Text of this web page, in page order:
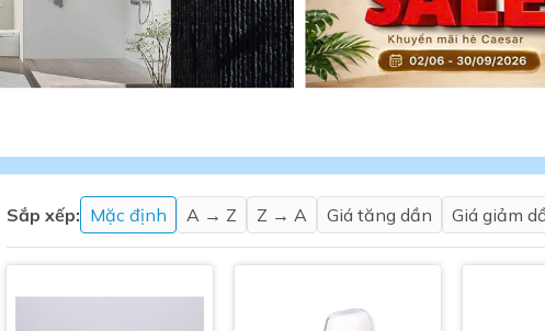
Máy tắm nước nóng điện
Phụ kiện nhà tắm
Chậu giặt
Sen tắm
Bồn nhựa tự hoại
Máy bơm tăng áp
Vòi pha nóng lạnh
Máy nước nóng gián tiếp
Sắp xếp: Mặc định A → Z Z → A Giá tăng dần Giá giảm